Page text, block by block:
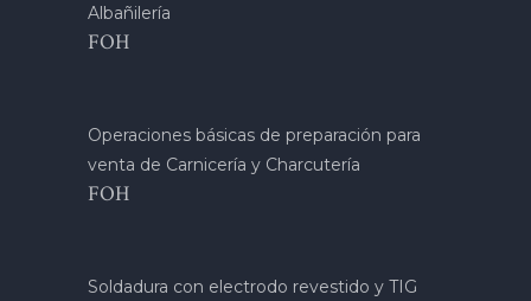
Albañilería
FOH
Operaciones básicas de preparación para
venta de Carnicería y Charcutería
FOH
Soldadura con electrodo revestido y TIG